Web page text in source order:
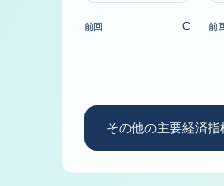
前回 C 前回
その他の主要経済指